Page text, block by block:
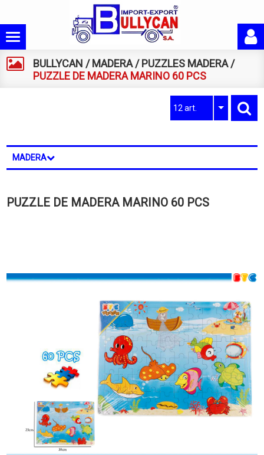
BULLYCAN / MADERA/PUZZLES MADERA/
PUZZLE DE MADERA MARINO 60 PCS
12 art.
MADERA
PUZZLE DE MADERA MARINO 60 PCS